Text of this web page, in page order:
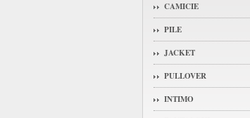
CAMICIE
PILE
JACKET
PULLOVER
INTIMO